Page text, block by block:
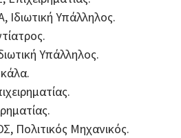
Υπάλληλος.
Υπάλληλος.
Μηχανικός.